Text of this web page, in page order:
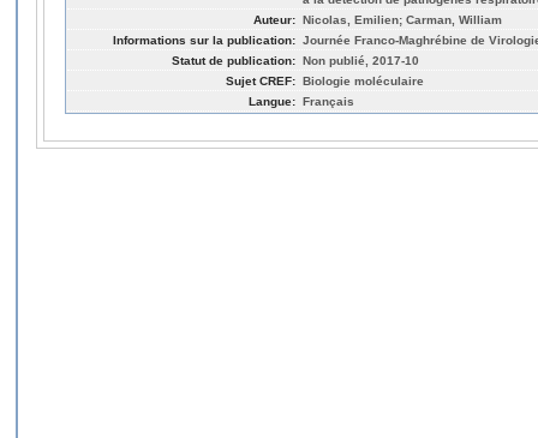
Auteur: Nicolas, Emilien; Carman, William
Informations sur la publication: Journée Franco-Maghrébine de
Statut de publication: Non publié, 2017-10
Sujet CREF: Biologie moléculaire
Langue: Français